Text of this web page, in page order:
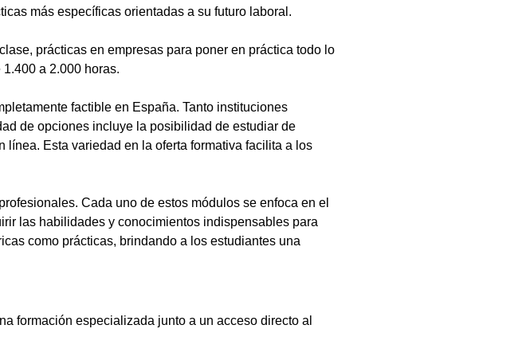
más específicas orientadas a su futuro laboral.
prácticas en empresas para poner en práctica todo lo
a 2.000 horas.
factible en España. Tanto instituciones
de opciones incluye la posibilidad de estudiar de
Esta variedad en la oferta formativa facilita a los
Cada uno de estos módulos se enfoca en el
las habilidades y conocimientos indispensables para
como prácticas, brindando a los estudiantes una
formación especializada junto a un acceso directo al